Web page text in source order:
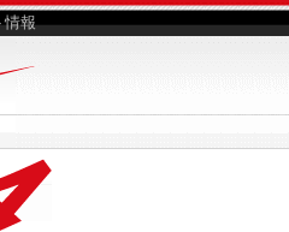
情報